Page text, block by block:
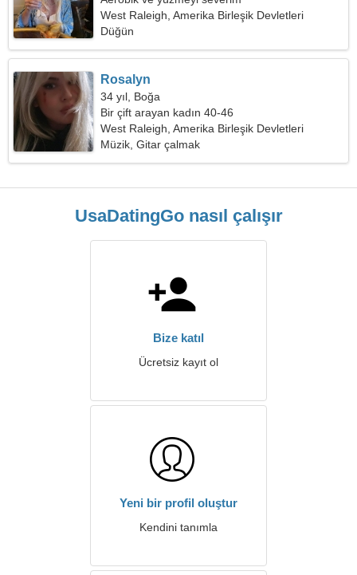
West Raleigh, Amerika Birleşik Devletleri
Düğün
Rosalyn
34 yıl, Boğa
Bir çift arayan kadın 40-46
West Raleigh, Amerika Birleşik Devletleri
Müzik, Gitar çalmak
UsaDatingGo nasıl çalışır
Bize katıl
Ücretsiz kayıt ol
Yeni bir profil oluştur
Kendini tanımla